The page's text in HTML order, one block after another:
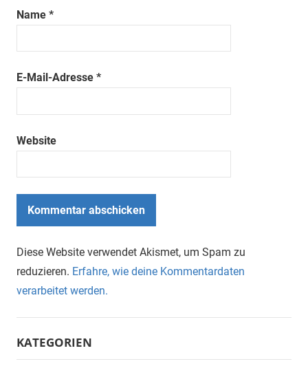
Name *
E-Mail-Adresse *
Website
Diese Website verwendet Akismet, um Spam zu
reduzieren. Erfahre, wie deine Kommentardaten
verarbeitet werden.
KATEGORIEN